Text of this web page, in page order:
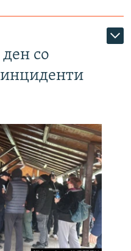
со
инциденти